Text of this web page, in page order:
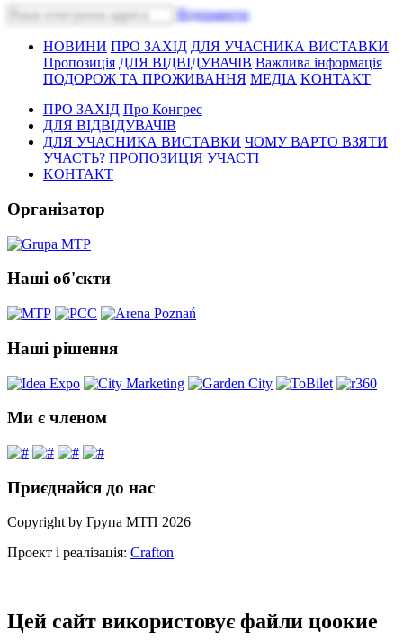
Bідправити
НОВИНИ ПРО ЗАХІД ДЛЯ УЧАСНИКА ВИСТАВКИ
Пропозиція ДЛЯ ВІДВІДУВАЧІВ Важлива інформація
ПОДОРОЖ ТА ПРОЖИВАННЯ МЕДІА KОНТАКТ
ПРО ЗАХІД Про Конгрес
ДЛЯ ВІДВІДУВАЧІВ
ДЛЯ УЧАСНИКА ВИСТАВКИ ЧОМУ ВАРТО ВЗЯТИ
УЧАСТЬ? ПРОПОЗИЦІЯ УЧАСТІ
KОНТАКТ
Організатор
Наші об'єкти
Наші рішення
Ми є членом
Приєднайся до нас
Copyright by Група МТП 2026
Проект і реалізація: Crafton
Цей сайт використовує файли цooкиe